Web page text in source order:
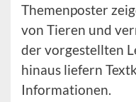
Themenposter
von Tieren und
der vorgestellten
hinaus liefern
Informationen.